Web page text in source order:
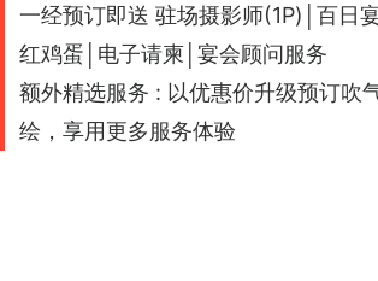
一经预订即送 驻场摄影师(1P)│百日
红鸡蛋│电子请柬│宴会顾问服务
额外精选服务 : 以优惠价升级预订吹
绘，享用更多服务体验